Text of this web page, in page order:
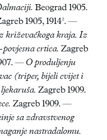
Beograd 1905.
1905, 1914². —
križevačkoga kraja. Iz
crtica. Zagreb
— O produljenju
(triper, bijeli cvijet i
Zagreb 1909.
Zagreb 1909. —
sa zdravstvenog
nastradalomu.